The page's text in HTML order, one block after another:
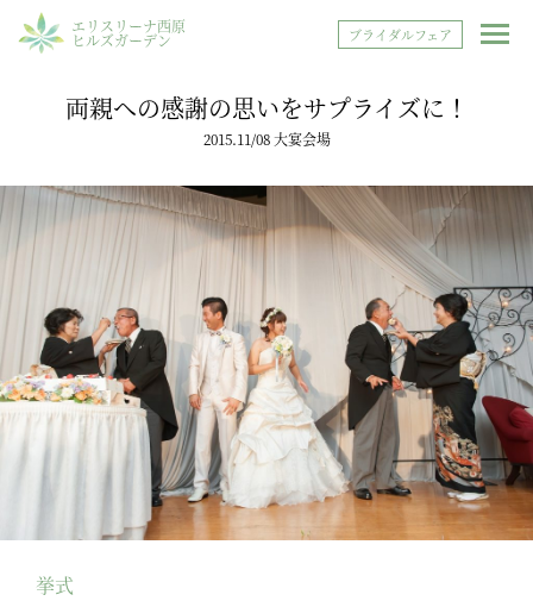
エリスリーナ西原
ヒルズガーデン ブライダルフェア
両親への感謝の思いをサプライズに！
2015.11/08 大宴会場
挙式